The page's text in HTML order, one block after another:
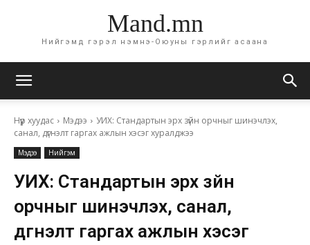
Mand.mn
Нийгэмд гэрэл нэмнэ-Оюуны гэрлийг асаана
Нүүр хуудас Мэдээ
УИХ: Стандартын эрх зүйн орчныг шинэчлэх,
санал, дүгнэлт гаргах ажлын хэсэг хуралджээ
Мэдээ Нийгэм
УИХ: Стандартын эрх зүйн
орчныг шинэчлэх, санал,
дүгнэлт гаргах ажлын хэсэг